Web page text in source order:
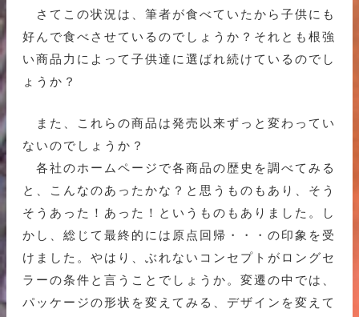
さてこの状況は、筆者が食べていたから子供にも
好んで食べさせているのでしょうか？それとも根強
い商品力によって子供達に選ばれ続けているのでし
ょうか？
また、これらの商品は発売以来ずっと変わってい
ないのでしょうか？
各社のホームページで各商品の歴史を調べてみる
と、こんなのあったかな？と思うものもあり、そう
そうあった！あった！というものもありました。し
かし、総じて最終的には原点回帰・・・の印象を受
けました。やはり、ぶれないコンセプトがロングセ
ラーの条件と言うことでしょうか。変遷の中では、
パッケージの形状を変えてみる、デザインを変えて